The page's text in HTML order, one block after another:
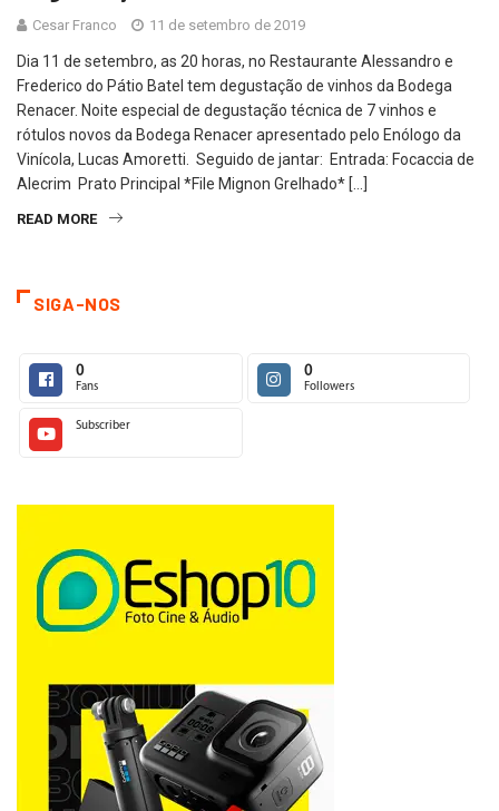
Cesar Franco 11 de setembro de 2019
Dia 11 de setembro, as 20 horas, no Restaurante Alessandro e
Frederico do Pátio Batel tem degustação de vinhos da Bodega
Renacer. Noite especial de degustação técnica de 7 vinhos e
rótulos novos da Bodega Renacer apresentado pelo Enólogo da
Vinícola, Lucas Amoretti. Seguido de jantar: Entrada: Focaccia de
Alecrim Prato Principal *File Mignon Grelhado* […]
READ MORE
SIGA-NOS
0
Fans
0
Followers
Subscriber